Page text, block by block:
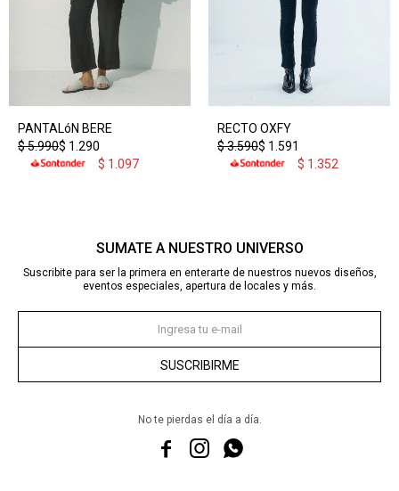
PANTALóN BERE
$ 1.290
$5.990
$ 1.097
RECTO OXFY
$ 1.591
$3.590
$ 1.352
SUMATE A NUESTRO UNIVERSO
Suscribite para ser la primera en enterarte de nuestros nuevos diseños,
eventos especiales, apertura de locales y más.
SUSCRIBIRME
No te pierdas el día a día.
  